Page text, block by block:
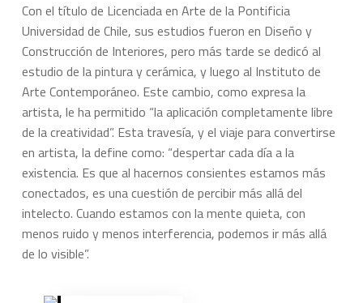
Con el título de Licenciada en Arte de la Pontificia
Universidad de Chile, sus estudios fueron en Diseño y
Construcción de Interiores, pero más tarde se dedicó al
estudio de la pintura y cerámica, y luego al Instituto de
Arte Contemporáneo. Este cambio, como expresa la
artista, le ha permitido “la aplicación completamente libre
de la creatividad”. Esta travesía, y el viaje para convertirse
en artista, la define como: “despertar cada día a la
existencia. Es que al hacernos consientes estamos más
conectados, es una cuestión de percibir más allá del
intelecto. Cuando estamos con la mente quieta, con
menos ruido y menos interferencia, podemos ir más allá
de lo visible”.